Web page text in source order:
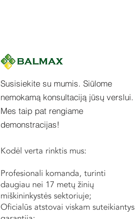
Susisiekite su mumis. Siūlome
nemokamą konsultaciją jūsų verslui.
Mes taip pat rengiame
demonstracijas!
Kodėl verta rinktis mus:
Profesionali komanda, turinti
daugiau nei 17 metų žinių
miškininkystės sektoriuje;
Oficialūs atstovai viskam suteikiantys